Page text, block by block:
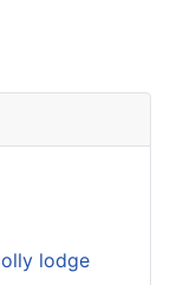
lodge